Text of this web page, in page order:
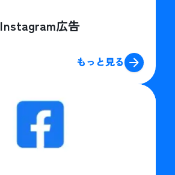
Instagram広告
もっと見る